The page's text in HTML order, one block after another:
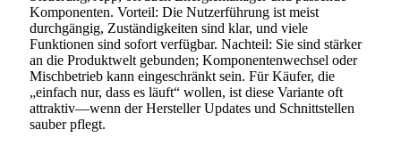
Komponenten. Vorteil: Die Nutzerführung ist meist
durchgängig, Zuständigkeiten sind klar, und viele
Funktionen sind sofort verfügbar. Nachteil: Sie sind stärker
an die Produktwelt gebunden; Komponentenwechsel oder
Mischbetrieb kann eingeschränkt sein. Für Käufer, die
„einfach nur, dass es läuft“ wollen, ist diese Variante oft
attraktiv—wenn der Hersteller Updates und Schnittstellen
sauber pflegt.